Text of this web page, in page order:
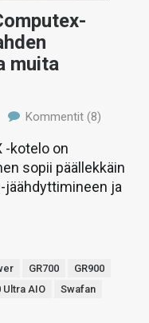
muita
Kommentit (8)
-kotelo on
sopii päällekkäin
jäähdyttimineen ja
GR700
GR900
Ultra AIO
Swafan